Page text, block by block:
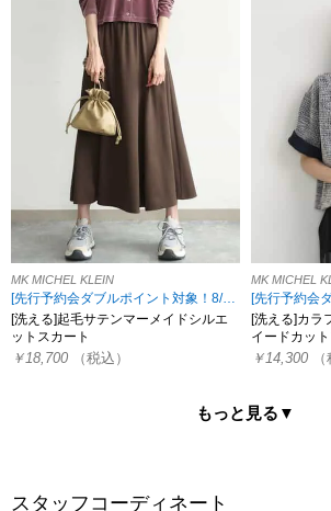
MK MICHEL KLEIN
[先行予約会ダブルポイント対象！8/17 8:59まで][小さいサイズあり]
[洗える]起毛サテンマーメイドシルエ
ットスカート
￥18,700 （税込）
MK MICHEL
[洗える]カラ
イードカッ
￥14,300
もっと見る▼
スタッフコーディネート